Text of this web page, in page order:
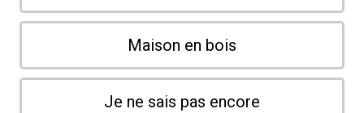
Maison en bois
Je ne sais pas encore